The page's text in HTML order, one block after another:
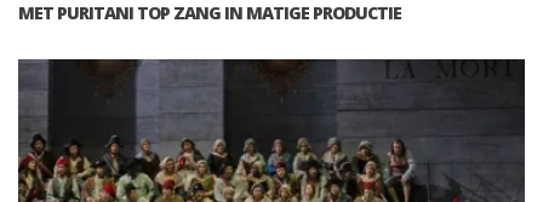
MET PURITANI TOP ZANG IN MATIGE PRODUCTIE